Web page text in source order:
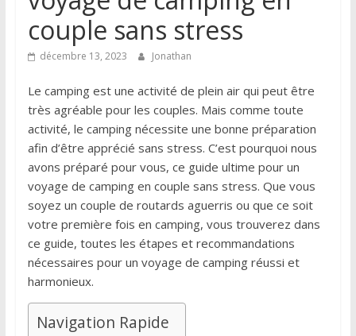
couple sans stress
décembre 13, 2023 Jonathan
Le camping est une activité de plein air qui peut être
très agréable pour les couples. Mais comme toute
activité, le camping nécessite une bonne préparation
afin d’être apprécié sans stress. C’est pourquoi nous
avons préparé pour vous, ce guide ultime pour un
voyage de camping en couple sans stress. Que vous
soyez un couple de routards aguerris ou que ce soit
votre première fois en camping, vous trouverez dans
ce guide, toutes les étapes et recommandations
nécessaires pour un voyage de camping réussi et
harmonieux.
Navigation Rapide